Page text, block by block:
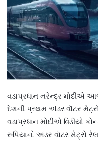
વડાપ્રધાન નરેન્દ્ર મોદીએ
દેશની પ્રથમ અંડર વૉટર
વડાપ્રધાન મોદીએ વિડીયો
રુપિયાનો અંડર વૉટર મેટ્રો